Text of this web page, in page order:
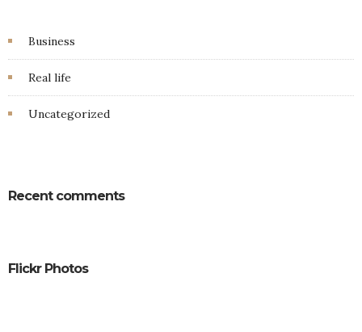
Business
Real life
Uncategorized
Recent comments
Flickr Photos